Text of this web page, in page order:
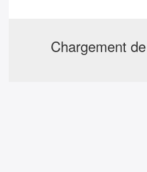
Chargement